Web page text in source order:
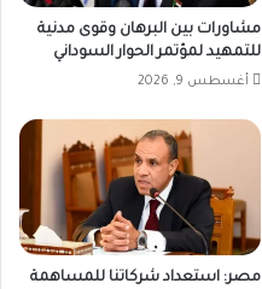
مشاورات بين البرهان وقوى مدنية
للتمهيد لمؤتمر الحوار السوداني
أغسطس 9, 2026
مصر: استعداد شركاتنا للمساهمة